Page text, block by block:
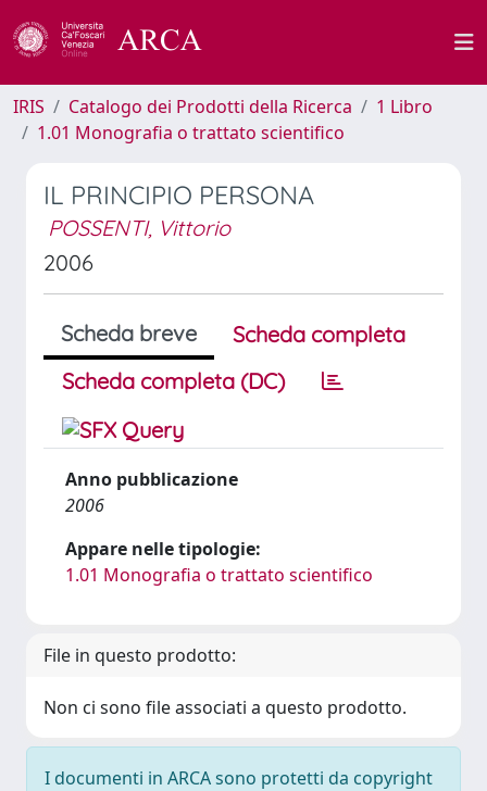
IRIS Catalogo dei Prodotti della Ricerca
1 Libro
1.01 Monografia o trattato scientifico
IL PRINCIPIO PERSONA
POSSENTI, Vittorio
2006
Scheda breve
Scheda completa
Scheda completa (DC)
Anno pubblicazione
2006
Appare nelle tipologie:
1.01 Monografia o trattato scientifico
File in questo prodotto:
Non ci sono file associati a questo prodotto.
I documenti in ARCA sono protetti da copyright